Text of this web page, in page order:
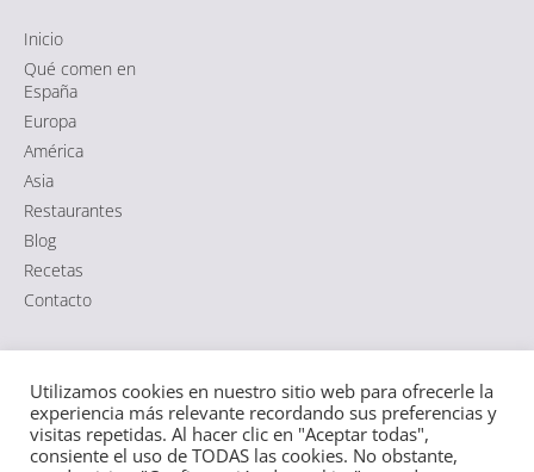
Inicio
Qué comen en
España
Europa
América
Asia
Restaurantes
Blog
Recetas
Contacto
Política de Privacidad RGPD|Sitemap HTML ·Sitemap XML
Utilizamos cookies en nuestro sitio web para ofrecerle la
experiencia más relevante recordando sus preferencias y
visitas repetidas. Al hacer clic en "Aceptar todas",
consiente el uso de TODAS las cookies. No obstante,